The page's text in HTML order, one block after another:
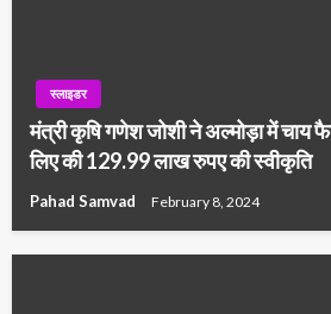
स्लाइडर
मंत्री कृषि गणेश जोशी ने अल्मोड़ा में चाय
लिए की 129.99 लाख रुपए की स्वीकृति
Pahad Samvad February 8, 2024